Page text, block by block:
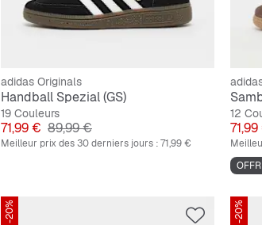
adidas Originals
Handball Spezial (GS)
19 Couleurs
Prix
71,99 € Prix original
89,99 €
Meilleur prix des 30 derniers jours :71,99 €
12
Prix
-20% -20%